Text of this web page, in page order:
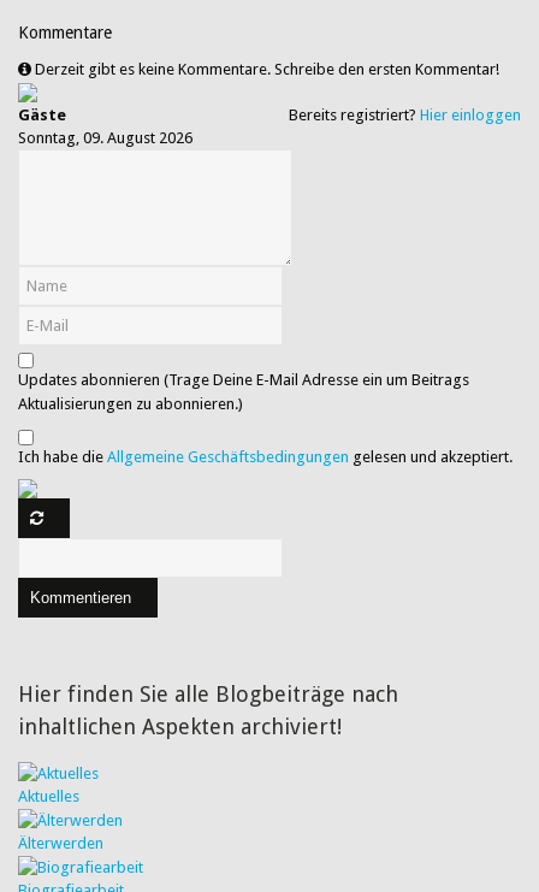
Kommentare
Derzeit gibt es keine Kommentare. Schreibe den ersten Kommentar!
Bereits registriert? Hier einloggen
Gäste
Sonntag, 09. August 2026
Updates abonnieren (Trage Deine E-Mail Adresse ein um Beitrags
Aktualisierungen zu abonnieren.)
Ich habe die Allgemeine Geschäftsbedingungen gelesen und akzeptiert.
Kommentieren
Hier finden Sie alle Blogbeiträge nach
inhaltlichen Aspekten archiviert!
Aktuelles
Älterwerden